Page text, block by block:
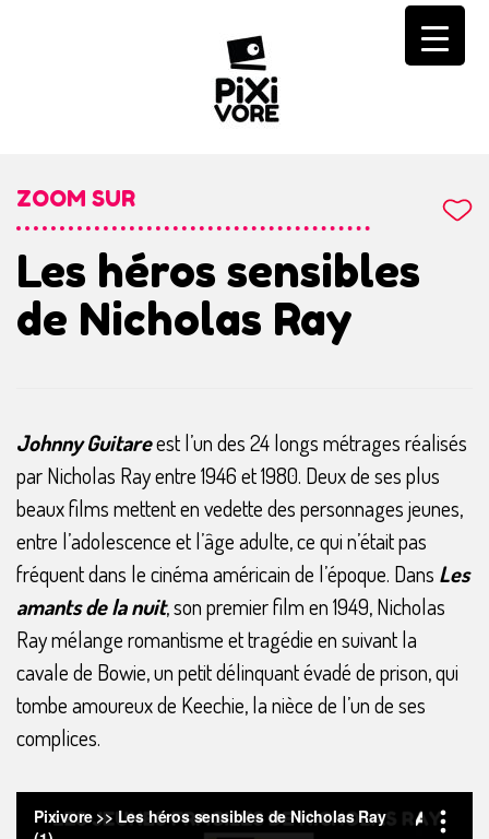
ZOOM SUR
Les héros sensibles
de Nicholas Ray
Johnny Guitareest l’un des 24 longs métrages réalisés
par Nicholas Ray entre 1946 et 1980. Deux de ses plus
beaux films mettent en vedette des personnages jeunes,
entre l’adolescence et l’âge adulte, ce qui n’était pas
fréquent dans le cinéma américain de l’époque. Dans Les
amants de la nuit, son premier film en 1949, Nicholas
Ray mélange romantisme et tragédie en suivant la
cavale de Bowie, un petit délinquant évadé de prison, qui
tombe amoureux de Keechie, la nièce de l’un de ses
complices.